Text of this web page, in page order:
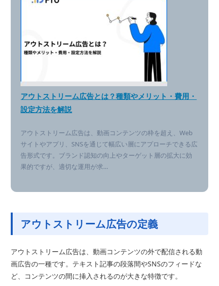
アウトストリーム広告とは？種類やメリット・費用・
設定方法を解説
アウトストリーム広告は、動画コンテンツの枠を超え、Web
サイトやアプリ、SNSを通じて幅広い層にアプローチできる広
告形式です。ブランド認知の向上やターゲット層の拡大に効
果的ですが、適切な運用が求…
アウトストリーム広告の定義
アウトストリーム広告は、動画コンテンツの外で配信される動
画広告の一種です。テキスト記事の段落間やSNSのフィードな
ど、コンテンツの間に挿入されるのが大きな特徴です。